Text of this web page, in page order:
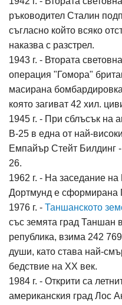
ръководител Сталин
съгласно който всяко
наказва с разстрел.
1943 г. - Втората
операция "Гомора"
масирана
която загиват 42 хил.
1945 г. - При сблъсък на
B-25 в една от най-
Емпайър Стейт Билдинг
26.
1962 г. - На заседание
Дортмунд е сформирана
1976 г. - Таншанското
със земята град Таншан
република, взима 242
души, като става най-
бедствие на ХХ век.
1984 г. - Открити са
американския град Лос